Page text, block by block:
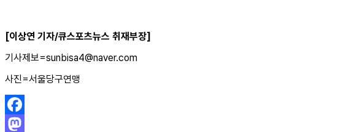
[이상연 기자/큐스포츠뉴스 취재부장]
기사제보=sunbisa4@naver.com
사진=서울당구연맹
Facebook